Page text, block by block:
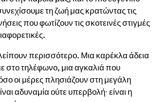
τη ζωή μας κρατώντας τις
που φωτίζουν τις σκοτεινές στιγμές
περισσότερο. Μια καρέκλα άδεια
στο τηλέφωνο, μια αγκαλιά που
οι μέρες πλησιάζουν στη μεγάλη
αδυναμία ούτε υπερβολή∙ είναι η